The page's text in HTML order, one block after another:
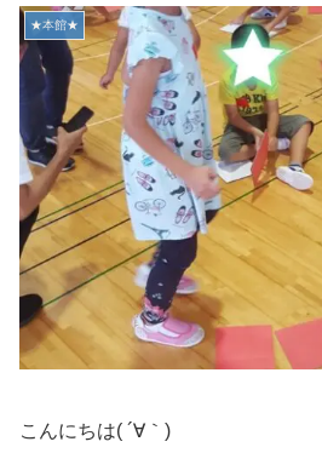
★本館★
こんにちは( ´∀｀)